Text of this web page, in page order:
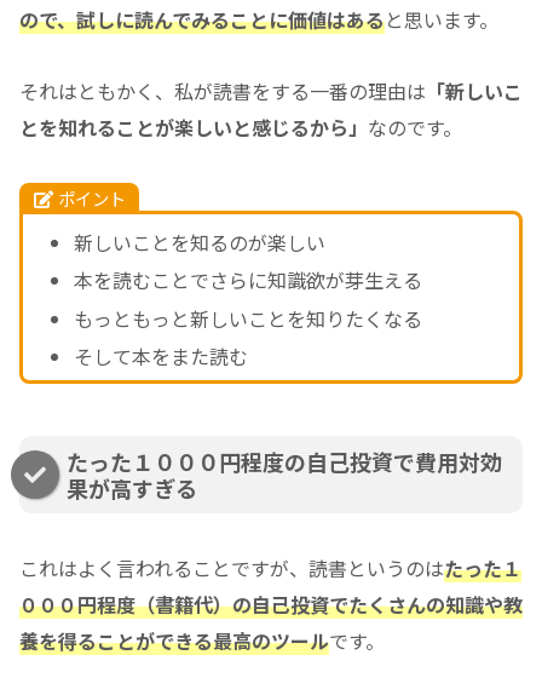
ので、試しに読んでみることに価値はあると思います。
それはともかく、私が読書をする一番の理由は 「新しいこ
とを知れることが楽しいと感じるから」 なのです。
ポイント
新しいことを知るのが楽しい
本を読むことでさらに知識欲が芽生える
もっともっと新しいことを知りたくなる
そして本をまた読む
たった１０００円程度の自己投資で費用対効
果が高すぎる
これはよく言われることですが、読書というのはたった１
０００円程度（書籍代）の自己投資でたくさんの知識や教
養を得ることができる最高のツールです。